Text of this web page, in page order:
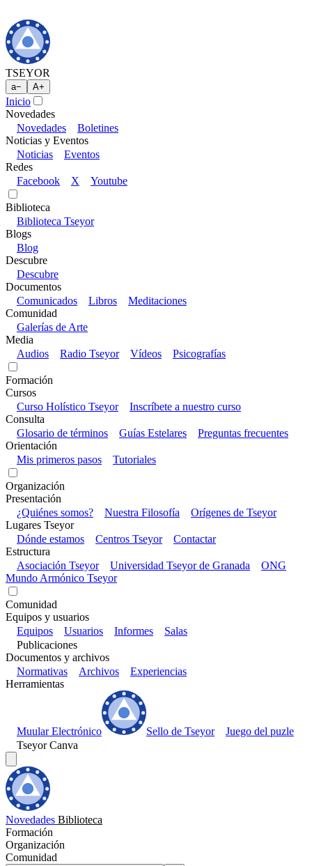
TSEYOR
a− A+
Inicio
Novedades
Novedades
Boletines
Noticias y Eventos
Noticias
Eventos
Redes
Facebook
X Youtube
Biblioteca
Biblioteca Tseyor
Blogs
Blog
Descubre
Descubre
Documentos
Comunicados
Libros
Meditaciones
Comunidad
Galerías de Arte
Media
Audios
Radio Tseyor Vídeos Psicografías
Formación
Cursos
Curso Holístico Tseyor
Inscríbete a nuestro curso
Consulta
Glosario de términos
Guías Estelares
Preguntas frecuentes
Orientación
Mis primeros pasos
Tutoriales
Organización
Presentación
¿Quiénes somos?
Nuestra Filosofía
Orígenes de Tseyor
Lugares Tseyor
Dónde estamos
Centros Tseyor
Contactar
Estructura
Asociación Tseyor
Universidad Tseyor de Granada
ONG
Mundo Armónico Tseyor
Comunidad
Equipos y usuarios
Equipos
Usuarios Informes
Salas
Publicaciones
Documentos y archivos
Normativas
Archivos
Experiencias
Herramientas
Muular Electrónico Sello de Tseyor
Juego del puzle
Tseyor Canva
Novedades Biblioteca
Formación
Organización
Comunidad